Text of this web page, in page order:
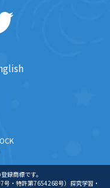
録商標です。
号・特許第7654268号）探究学習・